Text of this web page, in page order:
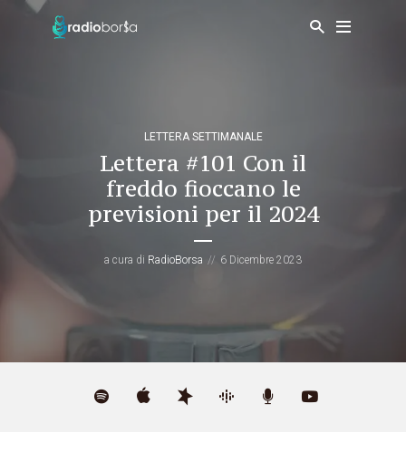
LETTERA SETTIMANALE
Lettera #101 Con il
freddo fioccano le
previsioni per il 2024
a cura di RadioBorsa 6 Dicembre 2023